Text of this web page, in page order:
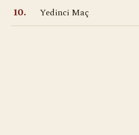
10. Yedinci Maç